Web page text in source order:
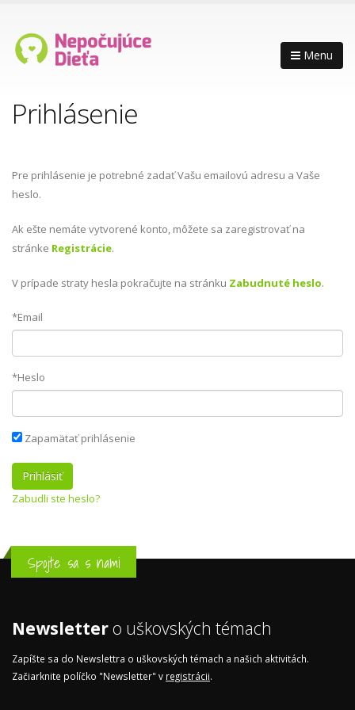
Menu
Prihlásenie
Pre prihlásenie je potrebné zadať Vašu emailovú adresu a Vaše
heslo.
Ak ešte nemáte vytvorené konto, môžete sa zaregistrovať na
stránke Registrácie.
V prípade straty hesla pokračujte na stránku Zabudnuté heslo.
*Email
*Heslo
Zapamätať prihlásenie
Zabudli ste heslo?
Spojte sa s nami
Newsletter o uškovských témach
Zapíšte sa do Newslettra o uškovských témach a našich aktivitách.
Začiarknite políčko "Newsletter" v registrácii.